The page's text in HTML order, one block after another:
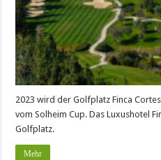
2023 wird der Golfplatz Finca
vom Solheim Cup. Das Luxushotel
Golfplatz.
Mehr